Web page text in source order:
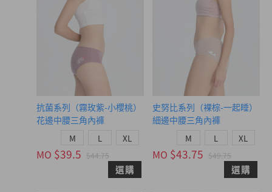
抗菌系列（霧玫紫-小櫻桃）
花邊中腰三角內褲
M L XL
MO $39.5 $44.75
選購
史努比系列（裸棕-一起睡）
細邊中腰三角內褲
M L XL
MO $43.75 $49.75
選購